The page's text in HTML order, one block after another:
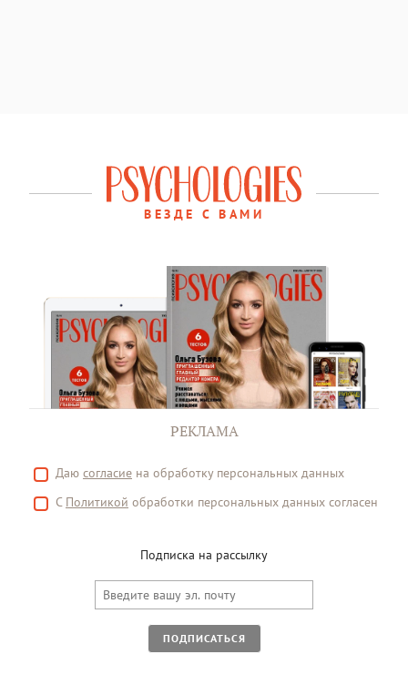
ВЕЗДЕ С ВАМИ
РЕКЛАМА
Даю согласие на обработку персональных данных
С Политикой обработки персональных данных согласен
Подписка на рассылку
ПОДПИСАТЬСЯ